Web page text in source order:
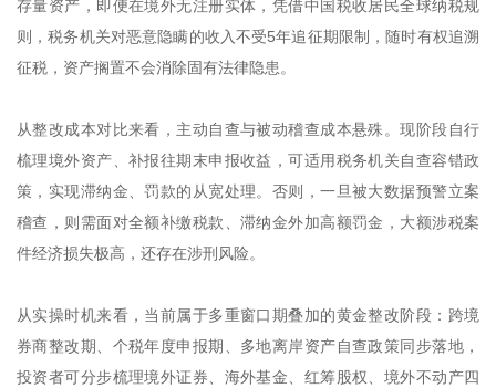
存量资产，即便在境外无注册实体，凭借中国税收居民全球纳税规
则，税务机关对恶意隐瞒的收入不受5年追征期限制，随时有权追溯
征税，资产搁置不会消除固有法律隐患。
从整改成本对比来看，主动自查与被动稽查成本悬殊。现阶段自行
梳理境外资产、补报往期末申报收益，可适用税务机关自查容错政
策，实现滞纳金、罚款的从宽处理。否则，一旦被大数据预警立案
稽查，则需面对全额补缴税款、滞纳金外加高额罚金，大额涉税案
件经济损失极高，还存在涉刑风险。
从实操时机来看，当前属于多重窗口期叠加的黄金整改阶段：跨境
券商整改期、个税年度申报期、多地离岸资产自查政策同步落地，
投资者可分步梳理境外证券、海外基金、红筹股权、境外不动产四